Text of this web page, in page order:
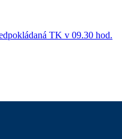
TK v 09.30 hod.